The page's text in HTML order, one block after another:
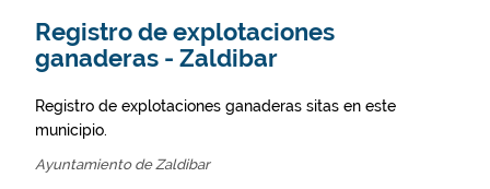
Registro de explotaciones
ganaderas - Zaldibar
Registro de explotaciones ganaderas sitas en este
municipio.
Ayuntamiento de Zaldibar